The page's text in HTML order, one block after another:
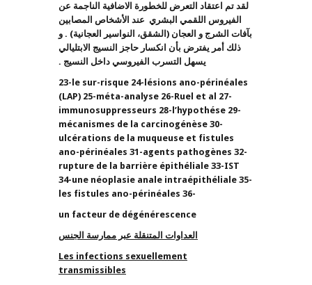
لقد تم اعتقاد التعرض للخطورة الاضافية الناجمة عن
الفيروس اللقمي البشري عند الأشخاص المصابين
بآفات الشرج و العجان (الشقق، النواسير العجانية) . و
ذلك أمر يفترض بأن انكسار حاجز النسيج الابتليالي
يسهل التسرب الفيروسي داخل النسيج .
23-le sur-risque 24-lésions ano-périnéales
(LAP) 25-méta-analyse 26-Ruel et al 27-
immunosuppresseurs 28-l’hypothése 29-
mécanismes de la carcinogénèse 30-
ulcérations de la muqueuse et fistules
ano-périnéales 31-agents pathogènes 32-
rupture de la barrière épithéliale 33-IST
34-une néoplasie anale intraépithéliale 35-
les fistules ano-périnéales 36-
un facteur de dégénérescence
لعداوات المتنقلة عبر ممارسة الجنس
Les infections sexuellement
transmissibles